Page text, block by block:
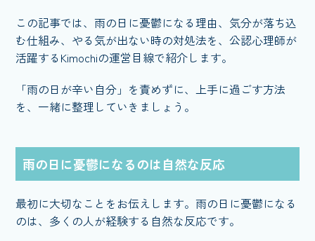
この記事では、雨の日に憂鬱になる理由、気分が落ち込
む仕組み、やる気が出ない時の対処法を、公認心理師が
活躍するKimochiの運営目線で紹介します。
「雨の日が辛い自分」を責めずに、上手に過ごす方法
を、一緒に整理していきましょう。
雨の日に憂鬱になるのは自然な反応
最初に大切なことをお伝えします。雨の日に憂鬱になる
のは、多くの人が経験する自然な反応です。